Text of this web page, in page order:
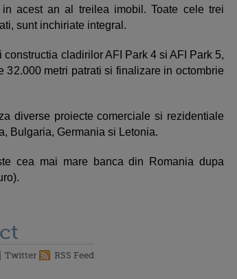
acest an al treilea imobil. Toate cele trei
sunt inchiriate integral.
cladirilor AFI Park 4 si AFI Park 5,
32.000 metri patrati si finalizare in octombrie
diverse proiecte comerciale si rezidentiale
Bulgaria, Germania si Letonia.
cea mai mare banca din Romania dupa
Twitter RSS Feed